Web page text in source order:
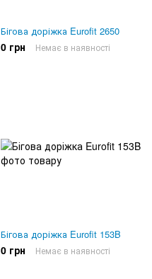
Бігова доріжка Eurofit 2650
0 грн Немає в наявності
Бігова доріжка Eurofit 153B
0 грн Немає в наявності